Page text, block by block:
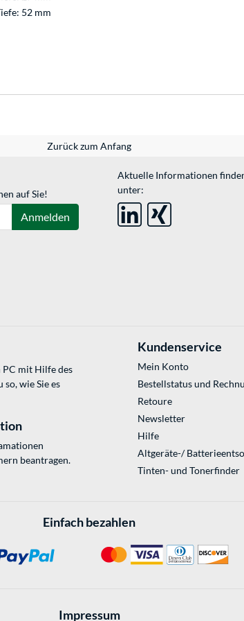
52 mm
Zurück zum Anfang
auf Sie!
Anmelden
Aktuelle Informationen
unter:
PC mit Hilfe des
so, wie Sie es
beantragen.
Kundenservice
Mein Konto
Bestellstatus und
Retoure
Newsletter
Hilfe
Altgeräte-/
Tinten- und Tonerfinder
Einfach bezahlen
Impressum